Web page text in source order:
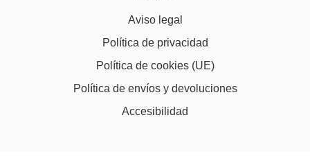
Aviso legal
Política de privacidad
Política de cookies (UE)
Política de envíos y devoluciones
Accesibilidad